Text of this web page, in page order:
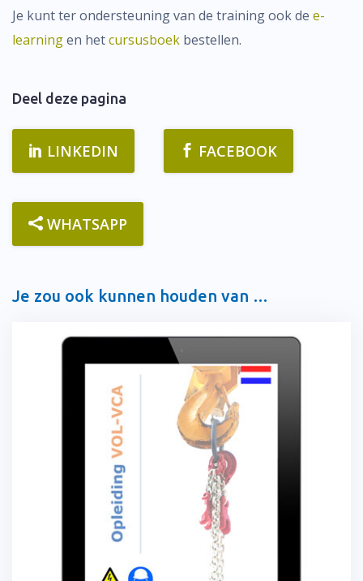
Je kunt ter ondersteuning van de training ook de e-
learningen hetcursusboek bestellen.
Deel deze pagina
LINKEDIN FACEBOOK
WHATSAPP
Je zou ook kunnen houden van …